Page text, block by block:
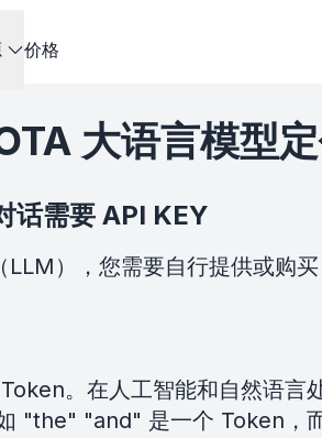
价格
大语言模型
话需要 API KEY
），您需要自行提供或购
。在人工智能和自然语
"the" "and" 是一个 Token